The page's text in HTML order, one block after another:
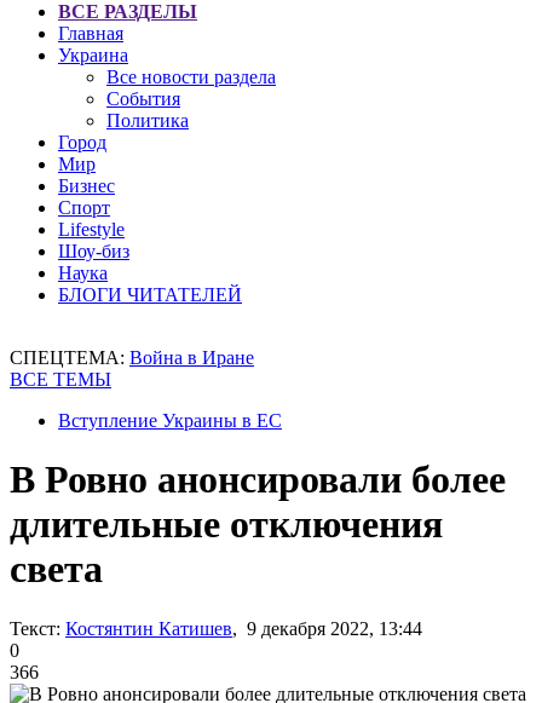
ВСЕ РАЗДЕЛЫ
Главная
Украина
Все новости раздела
События
Политика
Город
Мир
Бизнес
Спорт
Lifestyle
Шоу-биз
Наука
БЛОГИ ЧИТАТЕЛЕЙ
СПЕЦТЕМА: Война в Иране
ВСЕ ТЕМЫ
Вступление Украины в ЕС
В Ровно анонсировали более
длительные отключения
света
Текст: Костянтин Катишев, 9 декабря 2022, 13:44
0
366